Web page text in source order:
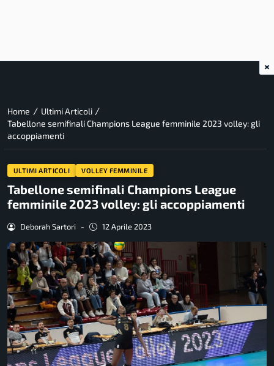
Home / Ultimi Articoli /
Tabellone semifinali Champions League femminile 2023 volley: gli
accoppiamenti
ULTIMI ARTICOLI VOLLEY FEMMINILE
Tabellone semifinali Champions League
femminile 2023 volley: gli accoppiamenti
Deborah Sartori - 12 Aprile 2023
×